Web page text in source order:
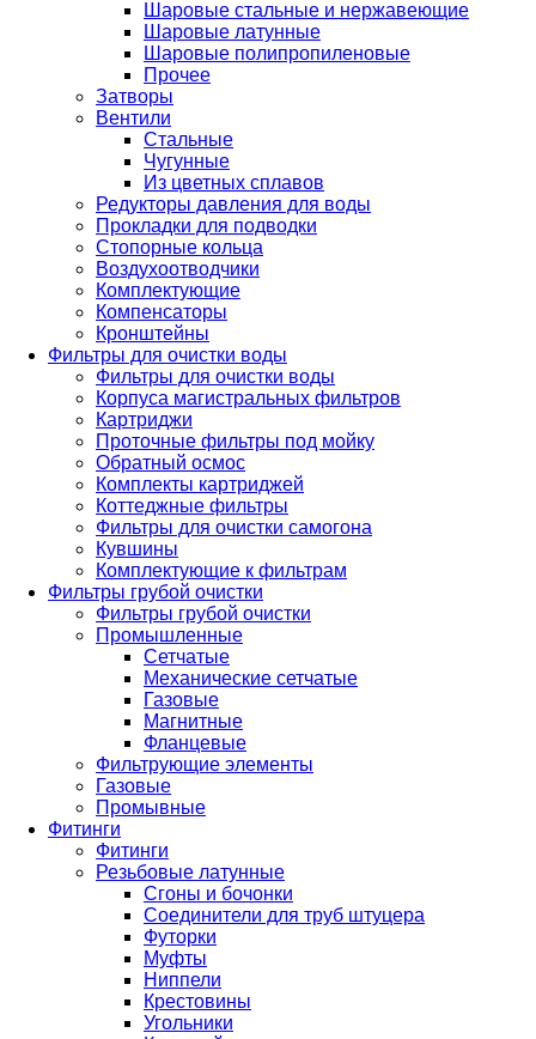
Шаровые стальные и нержавеющие
Шаровые латунные
Шаровые полипропиленовые
Прочее
Затворы
Вентили
Стальные
Чугунные
Из цветных сплавов
Редукторы давления для воды
Прокладки для подводки
Стопорные кольца
Воздухоотводчики
Комплектующие
Компенсаторы
Кронштейны
Фильтры для очистки воды
Фильтры для очистки воды
Корпуса магистральных фильтров
Картриджи
Проточные фильтры под мойку
Обратный осмос
Комплекты картриджей
Коттеджные фильтры
Фильтры для очистки самогона
Кувшины
Комплектующие к фильтрам
Фильтры грубой очистки
Фильтры грубой очистки
Промышленные
Сетчатые
Механические сетчатые
Газовые
Магнитные
Фланцевые
Фильтрующие элементы
Газовые
Промывные
Фитинги
Фитинги
Резьбовые латунные
Сгоны и бочонки
Соединители для труб штуцера
Футорки
Муфты
Ниппели
Крестовины
Угольники